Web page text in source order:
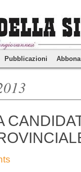
Pubblicazioni